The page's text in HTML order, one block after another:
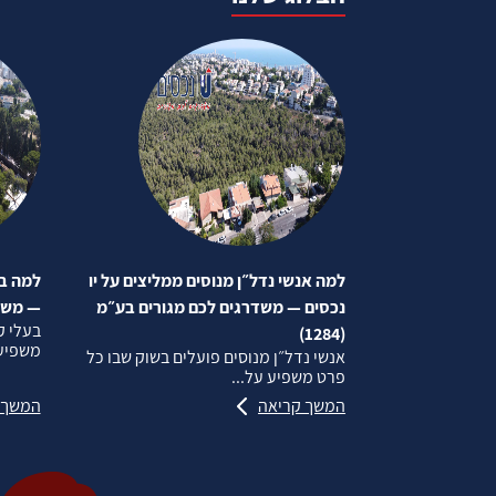
למה אנשי נדל״ן מנוסים ממליצים על יו
נכסים — משדרגים לכם מגורים בע״מ
(1284)
אנשי נדל״ן מנוסים פועלים בשוק שבו כל
פרט משפיע על...
המשך קריאה
למה
—
בעלי